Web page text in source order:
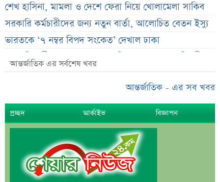
শেখ হাসিনা, মামলা ও দেশে ফেরা নিয়ে খোলামেলা সাকিব
সরকারি কর্মচারীদের জন্য নতুন বার্তা, আলোচিত বেতন ইস্যু
ভারতকে ‘৭ নম্বর বিপদ সংকেত’ দেখাল ঢাকা
সরকারি কর্মীদের বেতন বাড়ানো নিয়ে যা বললেন প্রতিমন্ত্রী
এস আলমের শাটডাউনে ডিএসইর বন্ধ কোম্পানির সংখ্যা
সাপ্তাহিক দর বৃদ্ধির শীর্ষ ১০ কোম্পানি
সাপ্তাহিক দর পতনের শীর্ষ ১০ কোম্পানি
সাপ্তাহিক লেনদেনের শীর্ষ ১০ কোম্পানি
মেয়ে থেকে ছেলে হলেন এসএসসি পরীক্ষার্থী
বিয়ের আগেই গর্ভবতী, মেয়েকে নদীতে ডুবিয়ে হত্যা বাবার
আন্তর্জাতিক এর সর্বশেষ খবর
আন্তর্জাতিক - এর সব খবর
প্রচ্ছদ আর্কাইভ বিজ্ঞাপন